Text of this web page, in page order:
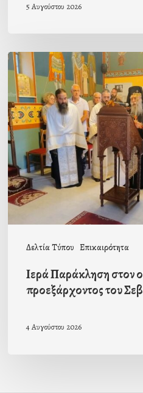
5 Αυγούστου 2026
Δελτία Τύπου Επικαιρότητα
Ιερά
Παράκληση
στον
οικισμό
Κατσαρού
προεξάρχοντος
του
Σεβ
Ιερά Παράκληση στον
προεξάρχοντος του
4 Αυγούστου 2026